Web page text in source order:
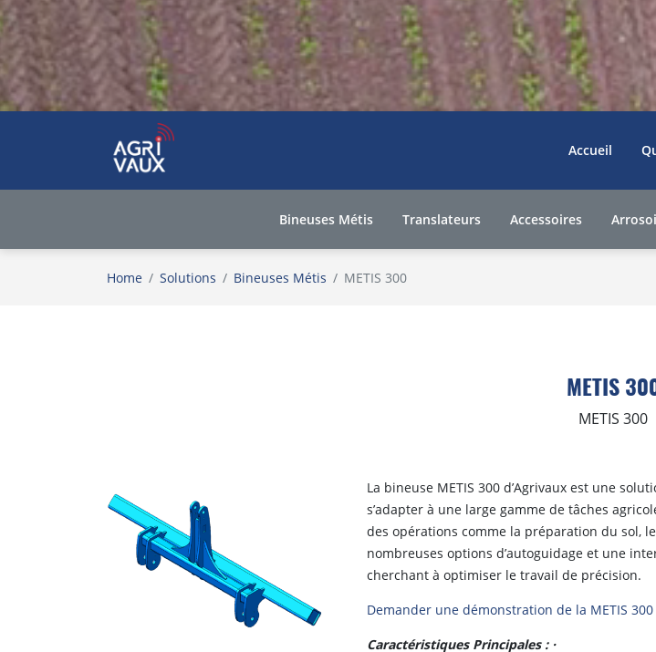
Accueil
Bineuses Métis Translateurs Accessoires
Home Solutions Bineuses Métis METIS 300
METIS
METIS 300
La bineuse METIS 300 d’Agrivaux est une
s’adapter à une large gamme de tâches
des opérations comme la préparation du sol,
nombreuses options d’autoguidage et une
cherchant à optimiser le travail de précision.
Demander une démonstration de la METIS 300
Caractéristiques Principales : ·